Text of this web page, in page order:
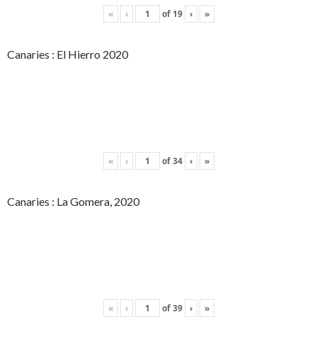
« ‹ of 19 › »
Canaries : El Hierro 2020
« ‹ of34 › »
Canaries : La Gomera, 2020
« ‹ of39 › »